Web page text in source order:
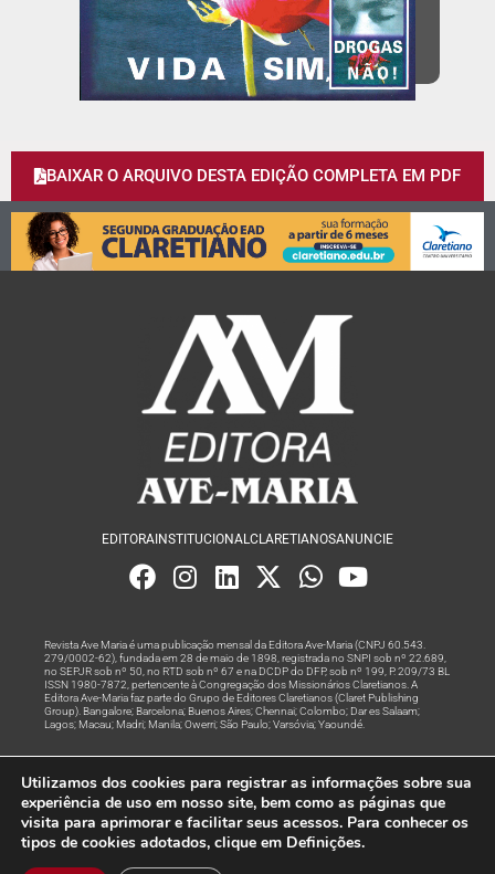
BAIXAR O ARQUIVO DESTA EDIÇÃO COMPLETA EM PDF
EDITORA INSTITUCIONALCLARETIANOSANUNCIE
Revista Ave Maria é uma publicação mensal da Editora Ave-Maria (CNPJ 60.543.
279/0002-62), fundada em 28 de maio de 1898, registrada no SNPI sob nº 22.689,
no SEPJR sob nº 50, no RTD sob nº 67 e na DCDP do DFP, sob nº 199, P. 209/73 BL
ISSN 1980-7872, pertencente à Congregação dos Missionários Claretianos. A
Editora Ave-Maria faz parte do Grupo de Editores Claretianos (Claret Publishing
Group). Bangalore; Barcelona; Buenos Aires; Chennai; Colombo; Dar es Salaam;
Lagos; Macau; Madri; Manila; Owerri; São Paulo; Varsóvia; Yaoundé.
Rede
© Todos os Direitos Reservados
Utilizamos dos cookies para registrar as informações sobre sua
experiência de uso em nosso site, bem como as páginas que
visita para aprimorar e facilitar seus acessos. Para conhecer os
tipos de cookies adotados, clique em Definições.